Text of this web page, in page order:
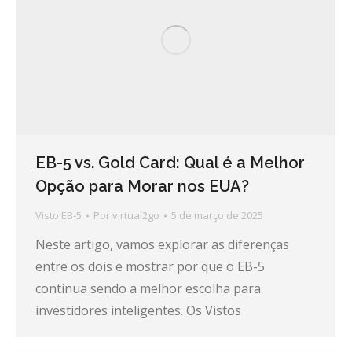
EB-5 vs. Gold Card: Qual é a Melhor
Opção para Morar nos EUA?
Visto EB-5 Porvirtual2go 5 de março de 2025
Neste artigo, vamos explorar as diferenças
entre os dois e mostrar por que o EB-5
continua sendo a melhor escolha para
investidores inteligentes. Os Vistos